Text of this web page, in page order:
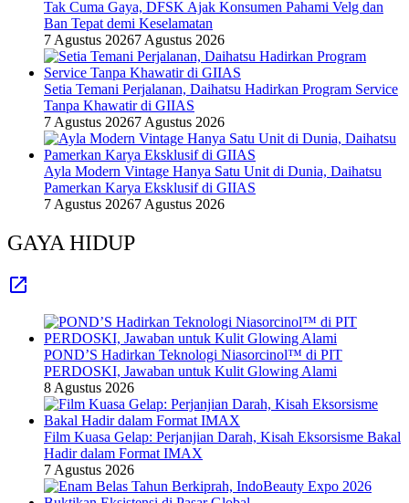
Tak Cuma Gaya, DFSK Ajak Konsumen Pahami Velg dan
Ban Tepat demi Keselamatan
7 Agustus 20267 Agustus 2026
Setia Temani Perjalanan, Daihatsu Hadirkan Program Service
Tanpa Khawatir di GIIAS
7 Agustus 20267 Agustus 2026
Ayla Modern Vintage Hanya Satu Unit di Dunia, Daihatsu
Pamerkan Karya Eksklusif di GIIAS
7 Agustus 20267 Agustus 2026
GAYA HIDUP
POND’S Hadirkan Teknologi Niasorcinol™ di PIT
PERDOSKI, Jawaban untuk Kulit Glowing Alami
8 Agustus 2026
Film Kuasa Gelap: Perjanjian Darah, Kisah Eksorsisme Bakal
Hadir dalam Format IMAX
7 Agustus 2026